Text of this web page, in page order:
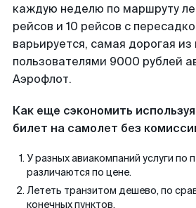
каждую неделю по маршруту
рейсов и 10 рейсов с
варьируется, самая дорогая
пользователями 9000 рублей
Аэрофлот.
Как еще сэкономить
билет на самолет без
У разных авиакомпаний услуги по
различаются по цене.
Лететь транзитом дешево, по
конечных пунктов.